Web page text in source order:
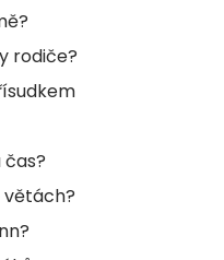
rodiče?
větách?